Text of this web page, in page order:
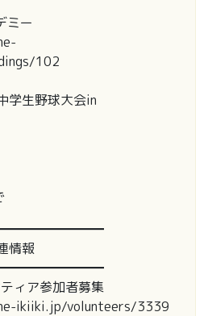
ミー
102
学生野球大会in
情報
ィア参加者募集
ikiiki.jp/volunteers/3339